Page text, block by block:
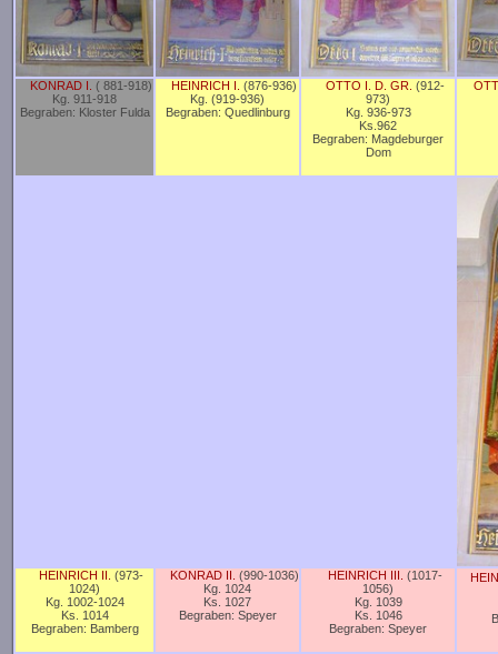
KONRAD I. ( 881-918)
Kg. 911-918
Begraben: Kloster Fulda
HEINRICH I. (876-936)
Kg. (919-936)
Begraben: Quedlinburg
OTTO I. D. GR. (912-
973)
Kg. 936-973
Ks.962
Begraben: Magdeburger
Dom
HEINRICH II. (973-
1024)
Kg. 1002-1024
Ks. 1014
Begraben: Bamberg
KONRAD II. (990-1036)
Kg. 1024
Ks. 1027
Begraben: Speyer
HEINRICH III. (1017-
1056)
Kg. 1039
Ks. 1046
Begraben: Speyer